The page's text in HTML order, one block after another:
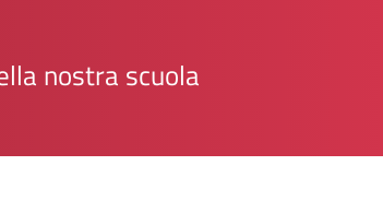
nostra scuola